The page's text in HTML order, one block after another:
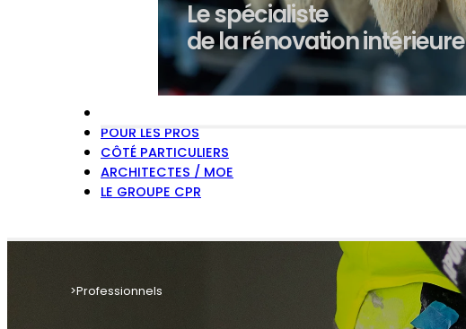
Le spécialiste
de la rénovation intérieure
POUR LES PROS
CÔTÉ PARTICULIERS
ARCHITECTES / MOE
LE GROUPE CPR
Professionnels